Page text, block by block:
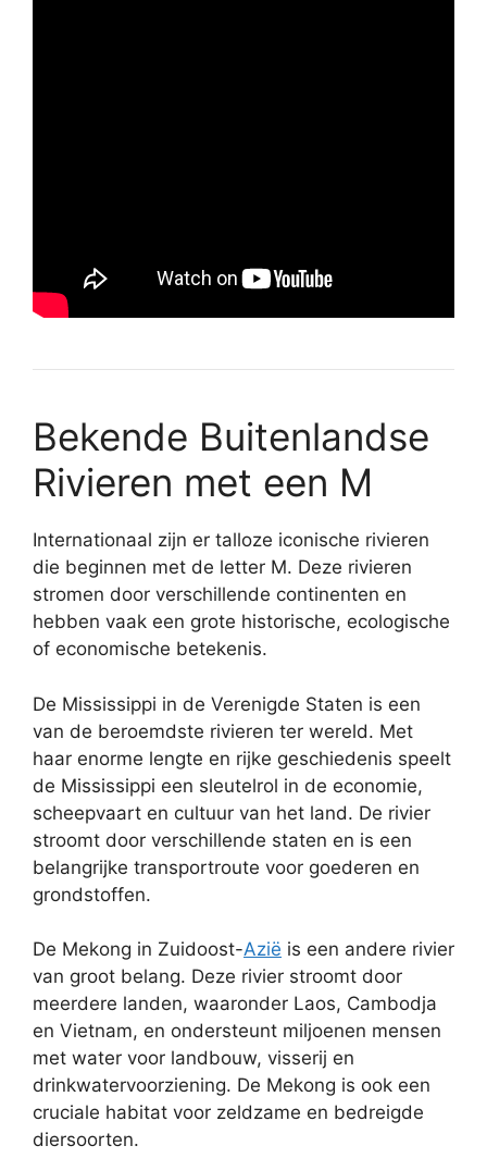
Bekende Buitenlandse
Rivieren met een M
Internationaal zijn er talloze iconische rivieren
die beginnen met de letter M. Deze rivieren
stromen door verschillende continenten en
hebben vaak een grote historische, ecologische
of economische betekenis.
De Mississippi in de Verenigde Staten is een
van de beroemdste rivieren ter wereld. Met
haar enorme lengte en rijke geschiedenis speelt
de Mississippi een sleutelrol in de economie,
scheepvaart en cultuur van het land. De rivier
stroomt door verschillende staten en is een
belangrijke transportroute voor goederen en
grondstoffen.
De Mekong in Zuidoost-Azië is een andere rivier
van groot belang. Deze rivier stroomt door
meerdere landen, waaronder Laos, Cambodja
en Vietnam, en ondersteunt miljoenen mensen
met water voor landbouw, visserij en
drinkwatervoorziening. De Mekong is ook een
cruciale habitat voor zeldzame en bedreigde
diersoorten.